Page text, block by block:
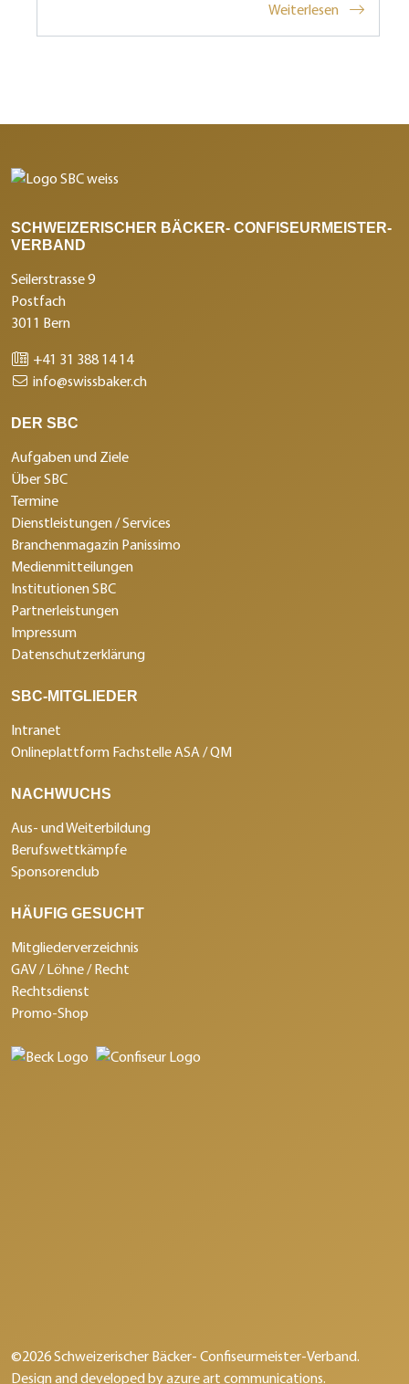
Weiterlesen
SCHWEIZERISCHER BÄCKER- CONFISEURMEISTER-
VERBAND
Seilerstrasse 9
Postfach
3011 Bern
+41 31 388 14 14
info@swissbaker.ch
DER SBC
Aufgaben und Ziele
Über SBC
Termine
Dienstleistungen / Services
Branchenmagazin Panissimo
Medienmitteilungen
Institutionen SBC
Partnerleistungen
Impressum
Datenschutzerklärung
SBC-MITGLIEDER
Intranet
Onlineplattform Fachstelle ASA / QM
NACHWUCHS
Aus- und Weiterbildung
Berufswettkämpfe
Sponsorenclub
HÄUFIG GESUCHT
Mitgliederverzeichnis
GAV / Löhne / Recht
Rechtsdienst
Promo-Shop
©2026 Schweizerischer Bäcker- Confiseurmeister-Verband.
Design and developed byazure art communications.